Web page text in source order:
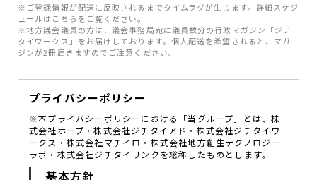
※ご登録情報が配送に反映されるまでタイムラグが生じます。詳細スケジ
ュールはこちらをご覧ください。
※地方議会議員の方は、議会事務局宛に議員数分の行政マガジン「ジチ
タイワークス」をお届けしております。個人配送を希望されると、マガ
ジンが2冊届きますのでご注意ください。
プライバシーポリシー
※本プライバシーポリシーにおける「当グループ」とは、株
式会社ホープ・株式会社ジチタイアド・株式会社ジチタイワ
ークス・株式会社マチイロ・株式会社地方創生テクノロジー
ラボ・株式会社ジチタイリンクを総称したものとします。
基本方針